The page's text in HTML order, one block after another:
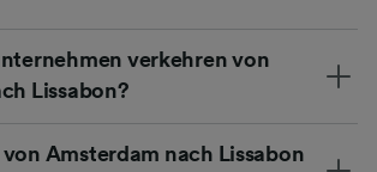
verkehren von
Lissabon?
von Amsterdam nach Lissabon